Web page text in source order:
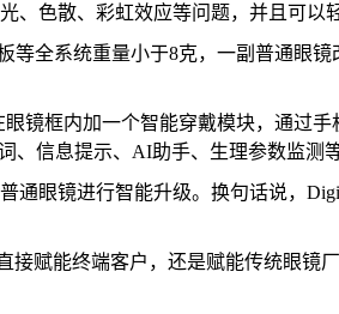
色散、彩虹效应等问题，并且可以
全系统重量小于8克，一副普通眼
眼镜框内加一个智能穿戴模块，通过
、信息提示、AI助手、生理参数监测等
眼镜进行智能升级。换句话说，
赋能终端客户，还是赋能传统眼镜